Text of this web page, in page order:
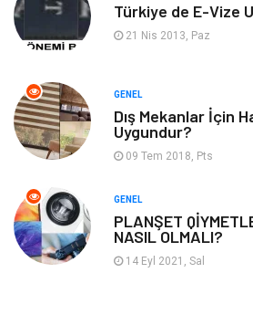
Hediyelik Eşya Kültür
Anahtar Kelime
Hosting
Türkiye de E-Vize
21 Nis 2013, Paz
GENEL
Dış Mekanlar İçin
Uygundur?
09 Tem 2018, Pts
GENEL
PLANŞET
NASIL OLMALI?
14 Eyl 2021, Sal